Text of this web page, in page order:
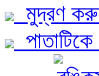
মুদ্রণ